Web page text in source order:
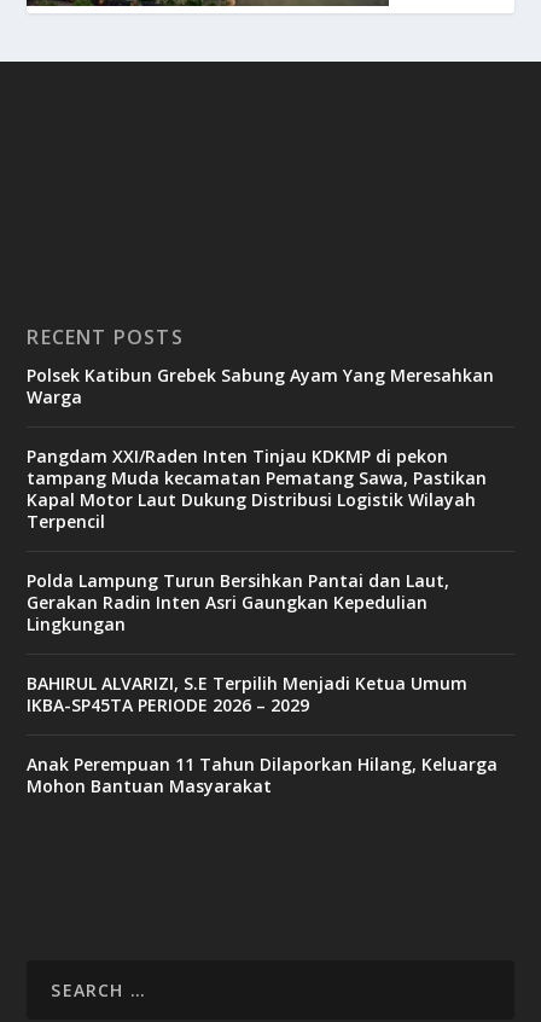
RECENT POSTS
Polsek Katibun Grebek Sabung Ayam Yang Meresahkan
Warga
Pangdam XXI/Raden Inten Tinjau KDKMP di pekon
tampang Muda kecamatan Pematang Sawa, Pastikan
Kapal Motor Laut Dukung Distribusi Logistik Wilayah
Terpencil
Polda Lampung Turun Bersihkan Pantai dan Laut,
Gerakan Radin Inten Asri Gaungkan Kepedulian
Lingkungan
BAHIRUL ALVARIZI, S.E Terpilih Menjadi Ketua Umum
IKBA-SP45TA PERIODE 2026 – 2029
Anak Perempuan 11 Tahun Dilaporkan Hilang, Keluarga
Mohon Bantuan Masyarakat